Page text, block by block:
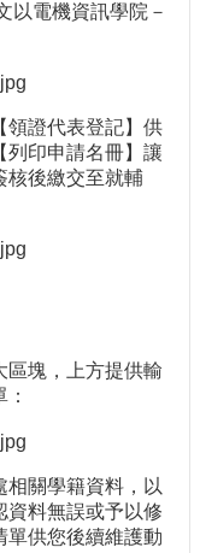
以電機資訊學院－
領證代表登記】供
列印申請名冊】讓
核後繳交至就輔
區塊，上方提供輸
相關學籍資料，以
資料無誤或予以修
單供您後續維護動